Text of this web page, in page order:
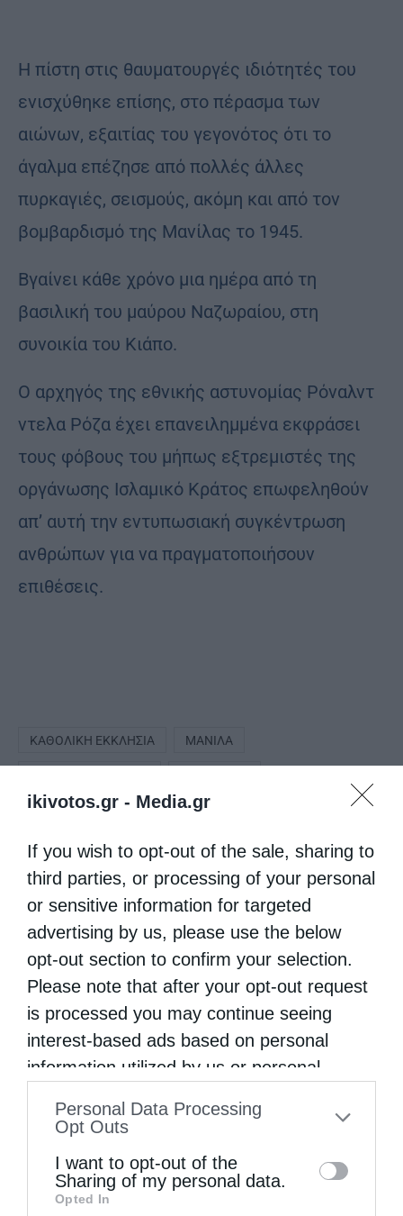
ikivotos.gr - Media.gr
If you wish to opt-out of the sale, sharing to
third parties, or processing of your personal
or sensitive information for targeted
advertising by us, please use the below
opt-out section to confirm your selection.
Please note that after your opt-out request
is processed you may continue seeing
interest-based ads based on personal
information utilized by us or personal
to your opt-out. You may separately opt-out
information by third parties on the IAB’s list
of downstream participants. This
Personal Data Processing
Opt Outs
I want to opt-out of the
Sharing of my personal data.
Opted In
Η πίστη στις θαυματουργές ιδιότητές του
ενισχύθηκε επίσης, στο πέρασμα των
αιώνων, εξαιτίας του γεγονότος ότι το
άγαλμα επέζησε από πολλές άλλες
πυρκαγιές, σεισμούς, ακόμη και από τον
βομβαρδισμό της Μανίλας το 1945.
Βγαίνει κάθε χρόνο μια ημέρα από τη
βασιλική του μαύρου Ναζωραίου, στη
συνοικία του Κιάπο.
Ο αρχηγός της εθνικής αστυνομίας Ρόναλντ
ντελα Ρόζα έχει επανειλημμένα εκφράσει
τους φόβους του μήπως εξτρεμιστές της
οργάνωσης Ισλαμικό Κράτος επωφεληθούν
απ’ αυτή την εντυπωσιακή συγκέντρωση
ανθρώπων για να πραγματοποιήσουν
επιθέσεις.
ΚΑΘΟΛΙΚΉ ΕΚΚΛΗΣΊΑ ΜΑΝΊΛΑ
ΜΟΙΡΑΣΟΥ 0
Προηγούμενο άρθρο
Στην Όσσα τίμησαν με μεγάλη γιορτή την Αγία Κυράννη
Επόμενο άρθρο
Θεοφάνεια στον ποταμό Κονγκό!
ΔΕΙΤΕ ΕΠΙΣΗΣ